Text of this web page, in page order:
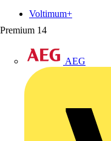
Premium 14
AEG
Voltimum+